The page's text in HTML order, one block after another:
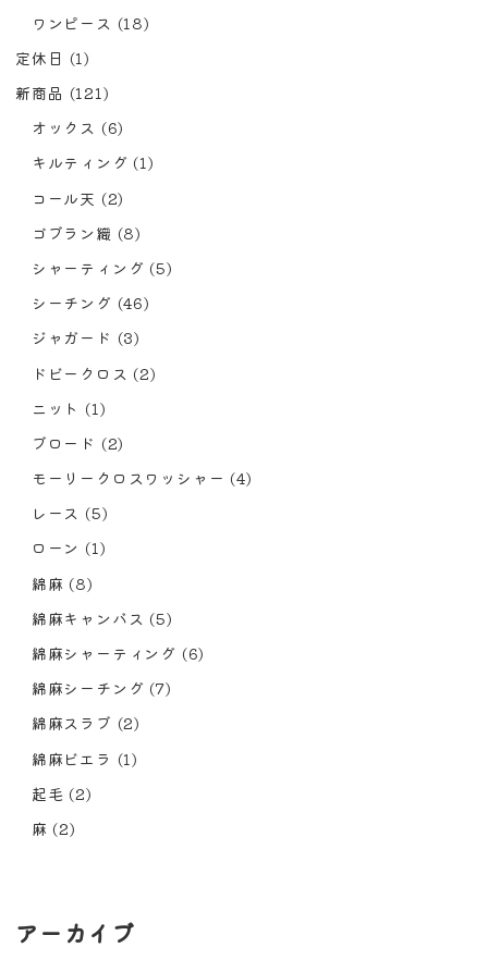
ワンピース (18)
定休日 (1)
新商品 (121)
オックス (6)
キルティング (1)
コール天 (2)
ゴブラン織 (8)
シャーティング (5)
シーチング (46)
ジャガード (3)
ドビークロス (2)
ニット (1)
ブロード (2)
モーリークロスワッシャー (4)
レース (5)
ローン (1)
綿麻 (8)
綿麻キャンバス (5)
綿麻シャーティング (6)
綿麻シーチング (7)
綿麻スラブ (2)
綿麻ビエラ (1)
起毛 (2)
麻 (2)
アーカイブ